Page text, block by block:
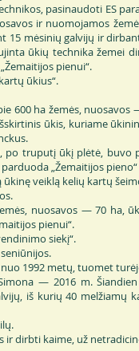
pasinaudoti ES
ir nuomojamos
15 mėsinių galvijų ir
ūkių technika žemei
pienui“.
ūkius“.
600 ha žemės,
ūkis, kuriame
po truputį ūkį plėtė, buvo
„Žemaitijos
veiklą kelių kartų
nuosavos — 70 ha,
pienui“.
siekį“.
1992 metų, tuomet
— 2016 m.
iš kurių 40 melžiamų
dirbti kaime, už